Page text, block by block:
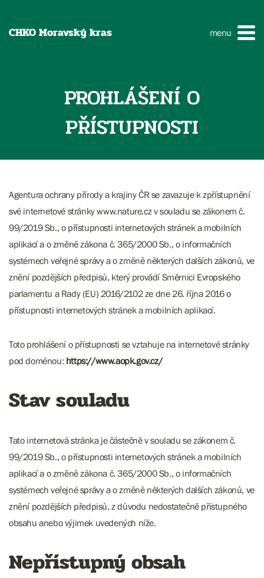
CHKO Moravský kras menu
PROHLÁŠENÍ O
PŘÍSTUPNOSTI
Agentura ochrany přírody a krajiny ČR se zavazuje k zpřístupnění
své internetové stránky www.nature.cz v souladu se zákonem č.
99/2019 Sb., o přístupnosti internetových stránek a mobilních
aplikací a o změně zákona č. 365/2000 Sb., o informačních
systémech veřejné správy a o změně některých dalších zákonů, ve
znění pozdějších předpisů, který provádí Směrnici Evropského
parlamentu a Rady (EU) 2016/2102 ze dne 26. října 2016 o
přístupnosti internetových stránek a mobilních aplikací.
Toto prohlášení o přístupnosti se vztahuje na internetové stránky
pod doménou: https://www.aopk.gov.cz/
Stav souladu
Tato internetová stránka je částečně v souladu se zákonem č.
99/2019 Sb., o přístupnosti internetových stránek a mobilních
aplikací a o změně zákona č. 365/2000 Sb., o informačních
systémech veřejné správy a o změně některých dalších zákonů, ve
znění pozdějších předpisů, z důvodu nedostatečně přístupného
obsahu anebo výjimek uvedených níže.
Nepřístupný obsah